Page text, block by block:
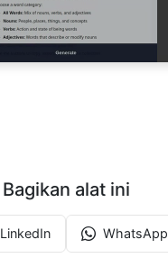
Bagikan alat ini
LinkedIn WhatsApp